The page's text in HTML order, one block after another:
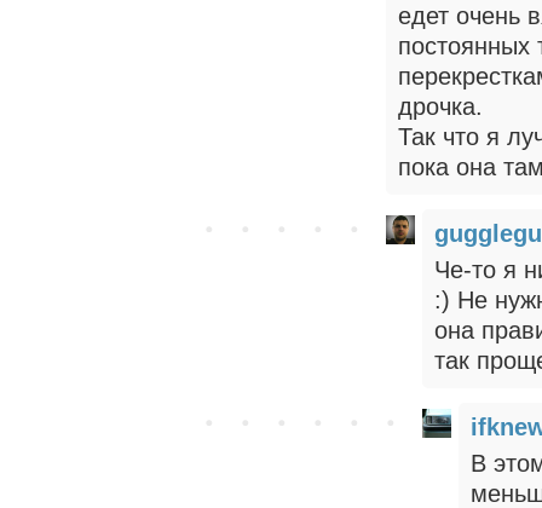
едет очень
постоянных
дрочка.
Так что я
пока она
Че-то я
:) Не
она
так
В